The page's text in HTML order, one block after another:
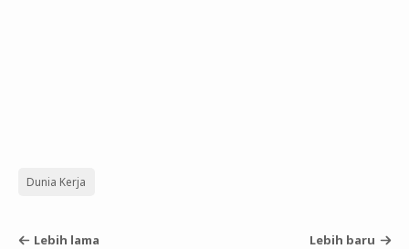
Dunia Kerja
Lebih lama Lebih baru